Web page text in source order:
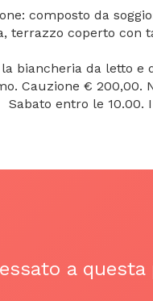
composto da
terrazzo coperto con
biancheria da letto
Cauzione € 200,00.
Sabato entro le 10.00. I
a